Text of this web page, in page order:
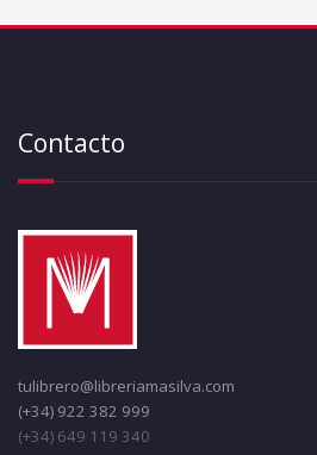
Contacto
tulibrero@libreriamasilva.com
(+34) 922 382 999
(+34) 649 119 340